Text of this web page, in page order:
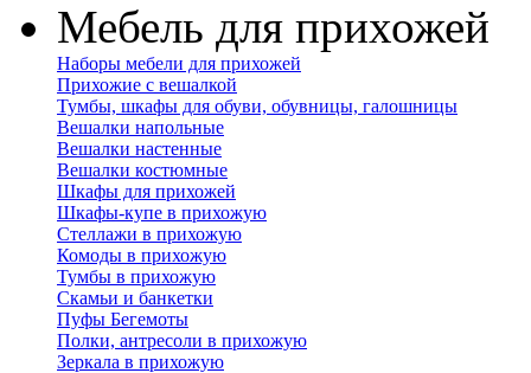
Мебель для прихожей
Наборы мебели для прихожей
Прихожие с вешалкой
Тумбы, шкафы для обуви, обувницы, галошницы
Вешалки напольные
Вешалки настенные
Вешалки костюмные
Шкафы для прихожей
Шкафы-купе в прихожую
Стеллажи в прихожую
Комоды в прихожую
Тумбы в прихожую
Скамьи и банкетки
Пуфы Бегемоты
Полки, антресоли в прихожую
Зеркала в прихожую